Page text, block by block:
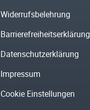
Widerrufsbelehrung
Barrierefreiheitserklärung
Datenschutzerklärung
Impressum
Cookie Einstellungen